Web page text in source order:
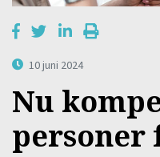
10 juni 2024
Nu
personer